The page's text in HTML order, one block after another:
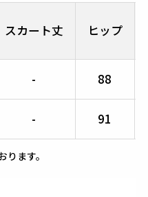
スカート丈 ヒップ
- 88
- 91
ます。